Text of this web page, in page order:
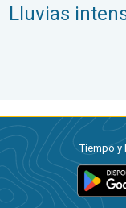
Lluvias
Tiempo y